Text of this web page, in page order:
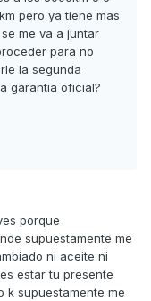
pero ya tiene mas
me va a juntar
para no
la segunda
garantia oficial?
porque
supuestamente me
ni aceite ni
estar tu presente
k supuestamente me